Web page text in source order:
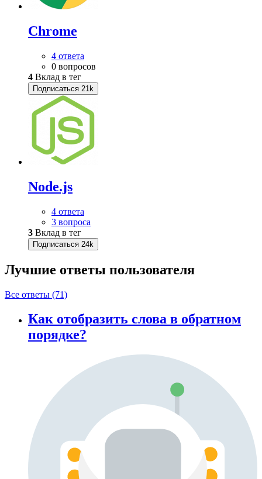
Chrome
4 ответа
0 вопросов
4 Вклад в тег
Подписаться 21k
Node.js
4 ответа
3 вопроса
3 Вклад в тег
Подписаться 24k
Лучшие ответы пользователя
Все ответы (71)
Как отобразить слова в обратном
порядке?